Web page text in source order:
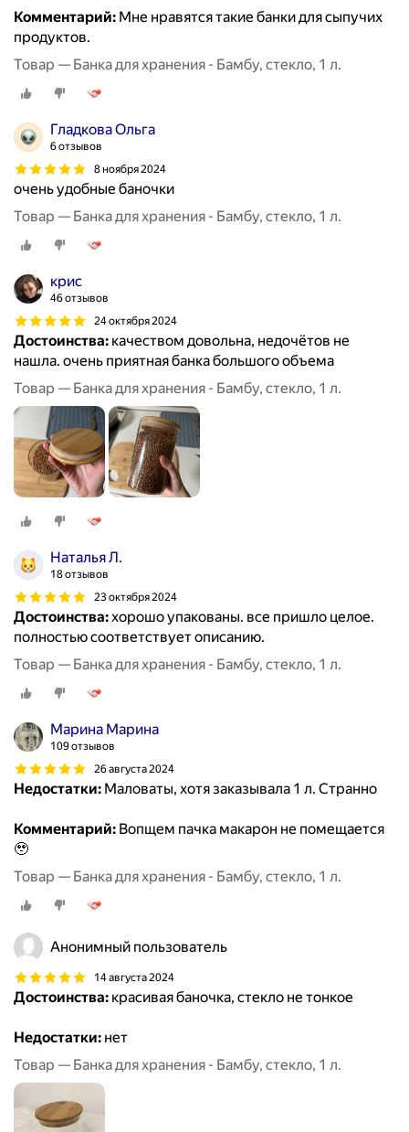
Комментарий: Мне нравятся такие банки для сыпучих
продуктов.
Товар — Банка для хранения - Бамбу, стекло, 1 л.
Гладкова Ольга
6 отзывов
8 ноября 2024
очень удобные баночки
Товар — Банка для хранения - Бамбу, стекло, 1 л.
крис
46 отзывов
24 октября 2024
Достоинства: качеством довольна, недочётов не
нашла. очень приятная банка большого объема
Товар — Банка для хранения - Бамбу, стекло, 1 л.
Наталья Л.
18 отзывов
23 октября 2024
Достоинства:хорошо упакованы. все пришло целое.
полностью соответствует описанию.
Товар — Банка для хранения - Бамбу, стекло, 1 л.
Марина Марина
109 отзывов
26 августа 2024
Недостатки: Маловаты, хотя заказывала 1 л. Странно
Комментарий: Вопщем пачка макарон не помещается
🥹
Товар — Банка для хранения - Бамбу, стекло, 1 л.
Анонимный пользователь
14 августа 2024
Достоинства: красивая баночка, стекло не тонкое
Недостатки: нет
Товар — Банка для хранения - Бамбу, стекло, 1 л.